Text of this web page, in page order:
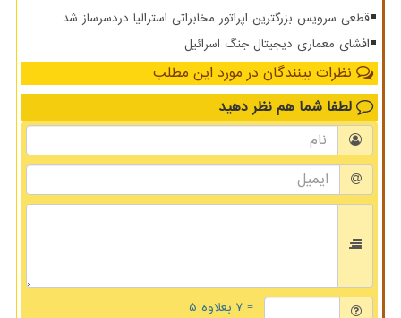
قطعی سرویس بزرگترین اپراتور مخابراتی استرالیا دردسرساز شد
افشای معماری دیجیتال جنگ اسرائیل
نظرات بینندگان در مورد این مطلب
لطفا شما هم نظر دهید
= ۷ بعلاوه ۵